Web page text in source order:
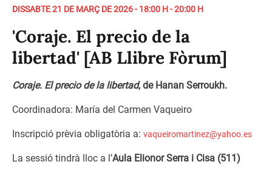
DISSABTE 21 DE MARÇ DE 2026 - 18:00 H - 20:00 H
'Coraje. El precio de la
libertad' [AB Llibre Fòrum]
Coraje. El precio de la libertad, de Hanan Serroukh.
Coordinadora: María del Carmen Vaqueiro
Inscripció prèvia obligatòria a: vaqueiromartinez@yahoo.es
La sessió tindrà lloc a l’Aula Elionor Serra i Cisa (511)